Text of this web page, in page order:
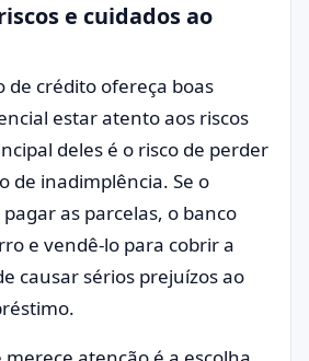
e cuidados ao
de crédito ofereça boas
estar atento aos riscos
deles é o risco de perder
de inadimplência. Se o
as parcelas, o banco
e vendê-lo para cobrir a
causar sérios prejuízos ao